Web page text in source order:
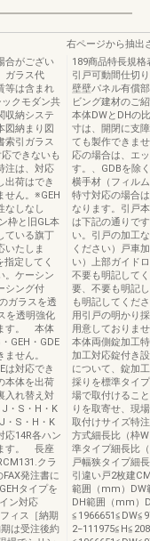
合がござい
ガラス代
等は含まれ
クモダン共
収納システ
図納まり図
索引ガラス
できないも
は、対応
出荷はでき
せん。※GEH
なしなし
枠と旧GL本
ている旗丁
いたしま
定してく
。ケーシン
シング付
ガラスを透
を透明強化
す。 本体
GEH・GDE
せん。
は対応でき
本体を出荷
入れ替え対
J・S・H・K
・S・H・K
14R各ハン
す。 長座
クラ
発注書に
タイプを
ン対応
ィス［納期
は受注後約
右ページから抽出
189商品特長規
引戸可動間仕切
壁壁パネル有償
ビング建材のご
本体DWとDHの
寸は、開閉に支
ても製作できま
応の場合は、エ
す。、GDBを除
横手材（フィル
特寸対応の場合
なります。引戸
は下記の通りで
い。引戸の加工
ください）戸車
い）上部ガイド
不要も明記して
要、不要も明記
も明記してくだ
用引戸の明かり
用意しておりま
本体両側錠加工
加工対応錠付き
について、錠加
採りを標準タイ
場で取付けるこ
りを取寄せ、現
取付けサイズ特
方式細長比（枠
準タイプ細長比
戸幅狭タイプ細
引違い戸2枚建
範囲（mm）DW
DH範囲（mm）